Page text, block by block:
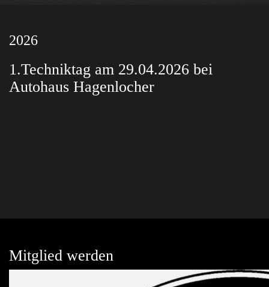
2026
1.Techniktag am 29.04.2026 bei
Autohaus Hagenlocher
Mitglied werden